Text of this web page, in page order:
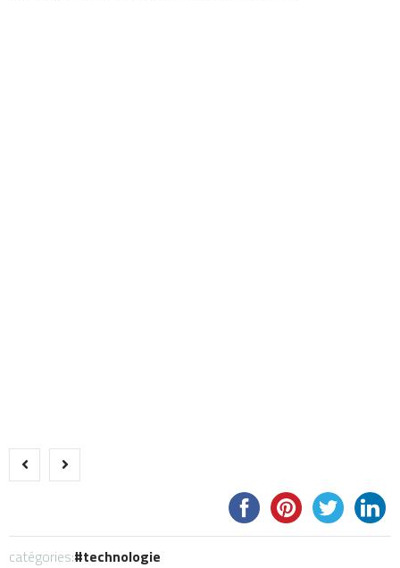
catégories: technologie